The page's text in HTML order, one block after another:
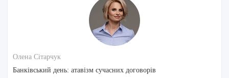
Олена Сітарчук
Банківський день: атавізм сучасних договорів